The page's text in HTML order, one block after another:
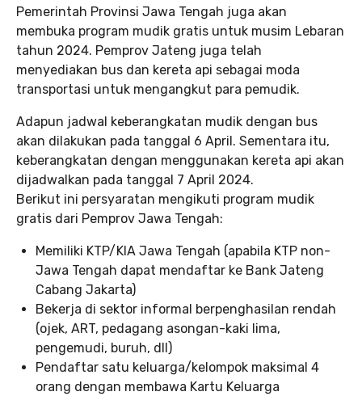
Pemerintah Provinsi Jawa Tengah juga akan
membuka program mudik gratis untuk musim Lebaran
tahun 2024. Pemprov Jateng juga telah
menyediakan bus dan kereta api sebagai moda
transportasi untuk mengangkut para pemudik.
Adapun jadwal keberangkatan mudik dengan bus
akan dilakukan pada tanggal 6 April. Sementara itu,
keberangkatan dengan menggunakan kereta api akan
dijadwalkan pada tanggal 7 April 2024.
Berikut ini persyaratan mengikuti program mudik
gratis dari Pemprov Jawa Tengah:
Memiliki KTP/KIA Jawa Tengah (apabila KTP non-
Jawa Tengah dapat mendaftar ke Bank Jateng
Cabang Jakarta)
Bekerja di sektor informal berpenghasilan rendah
(ojek, ART, pedagang asongan-kaki lima,
pengemudi, buruh, dll)
Pendaftar satu keluarga/kelompok maksimal 4
orang dengan membawa Kartu Keluarga